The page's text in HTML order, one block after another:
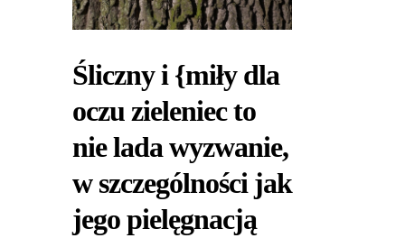
Śliczny i {miły dla
oczu zieleniec to
nie lada wyzwanie,
w szczególności jak
jego pielęgnacją